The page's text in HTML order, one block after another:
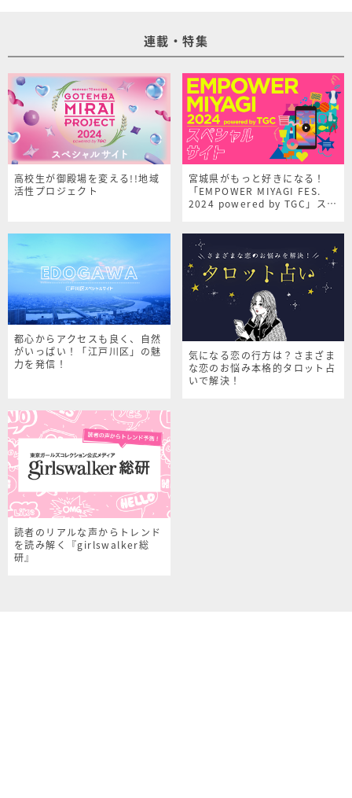
連載・特集
高校生が御殿場を変える!!地域
活性プロジェクト
宮城県がもっと好きになる！
「EMPOWER MIYAGI FES.
2024 powered by TGC」スペ
都心からアクセスも良く、自然
がいっぱい！「江戸川区」の魅
力を発信！
気になる恋の行方は？さまざま
な恋のお悩み本格的タロット占
いで解決！
読者のリアルな声からトレンド
を読み解く『girlswalker総
研』